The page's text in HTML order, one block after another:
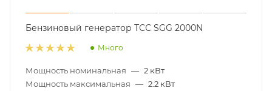
Бензиновый генератор ТСС SGG 2000N
Много
Мощность номинальная — 2 кВт
Мощность максимальная — 2.2 кВт